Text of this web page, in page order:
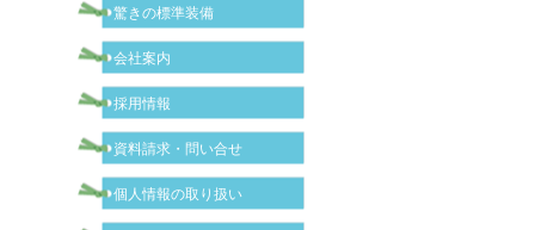
驚きの標準装備
会社案内
採用情報
資料請求・問い合せ
個人情報の取り扱い